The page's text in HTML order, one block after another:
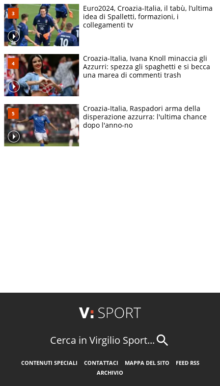
Euro2024, Croazia-Italia, il tabù, l’ultima
idea di Spalletti, formazioni, i
collegamenti tv
Croazia-Italia, Ivana Knoll minaccia gli
Azzurri: spezza gli spaghetti e si becca
una marea di commenti trash
Croazia-Italia, Raspadori arma della
disperazione azzurra: l'ultima chance
dopo l'anno-no
Cerca in Virgilio Sport...
CONTENUTI SPECIALI CONTATTACI MAPPA DEL SITO
FEED RSS
ARCHIVIO